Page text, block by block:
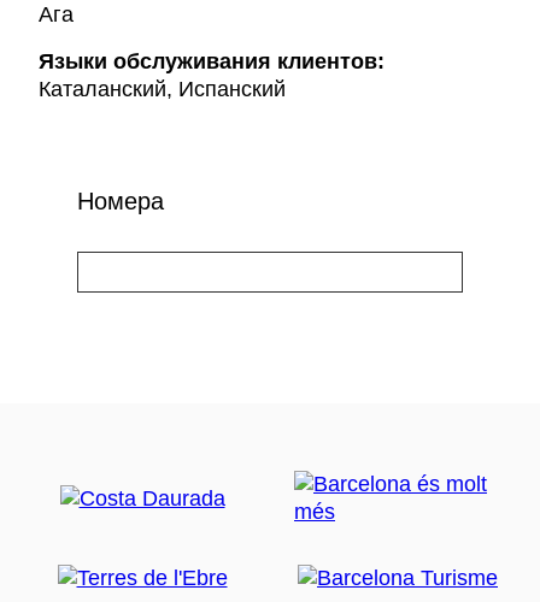
Ага
Языки обслуживания клиентов:
Каталанский, Испанский
Номера